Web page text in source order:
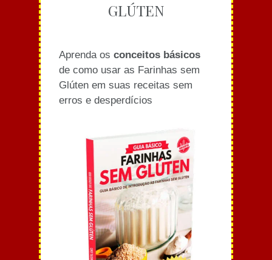
GLÚTEN
Aprenda os conceitos básicos
de como usar as Farinhas sem
Glúten em suas receitas sem
erros e desperdícios